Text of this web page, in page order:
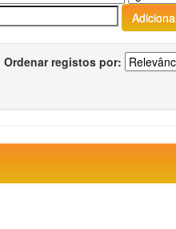
Ordenar registos por: